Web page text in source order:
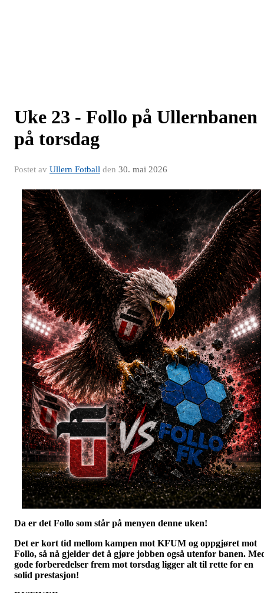
Uke 23 - Follo på Ullernbanen
på torsdag
Postet av Ullern Fotball den 30. mai 2026
Da er det Follo som står på menyen denne uken!
Det er kort tid mellom kampen mot KFUM og oppgjøret mot
Follo, så nå gjelder det å gjøre jobben også utenfor banen.
gode forberedelser frem mot torsdag ligger alt til rette for en
solid prestasjon!